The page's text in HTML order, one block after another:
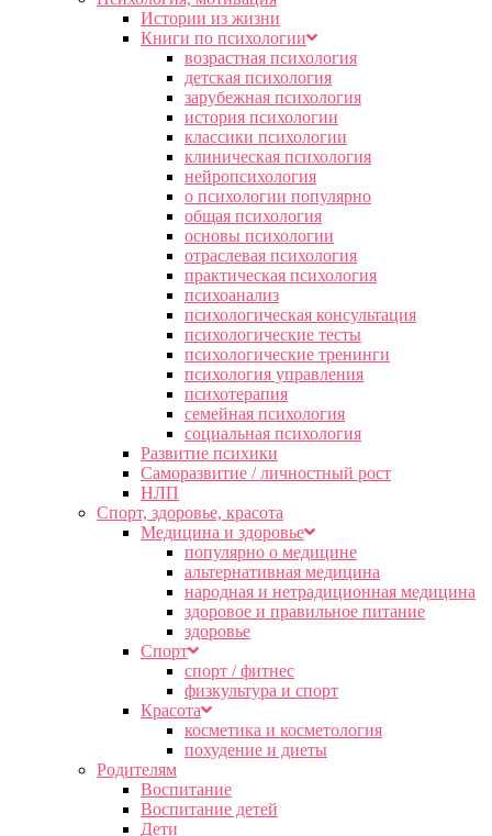
Истории из жизни
Книги по психологии
возрастная психология
детская психология
зарубежная психология
история психологии
классики психологии
клиническая психология
нейропсихология
о психологии популярно
общая психология
основы психологии
отраслевая психология
практическая психология
психоанализ
психологическая консультация
психологические тесты
психологические тренинги
психология управления
психотерапия
семейная психология
социальная психология
Развитие психики
Саморазвитие / личностный рост
НЛП
Спорт, здоровье, красота
Медицина и здоровье
популярно о медицине
альтернативная медицина
народная и нетрадиционная медицина
здоровое и правильное питание
здоровье
Спорт
спорт / фитнес
физкультура и спорт
Красота
косметика и косметология
похудение и диеты
Родителям
Воспитание
Воспитание детей
Дети